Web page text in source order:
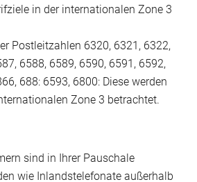
in der internationalen Zone 3
Postleitzahlen 6320, 6321, 6322,
6588, 6589, 6590, 6591, 6592,
688: 6593, 6800: Diese werden
Zone 3 betrachtet.
sind in Ihrer Pauschale
wie Inlandstelefonate außerhalb